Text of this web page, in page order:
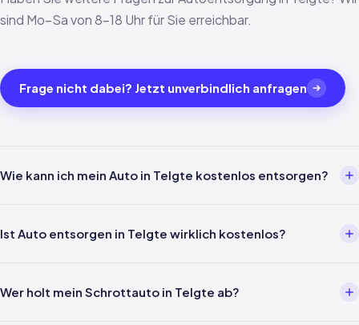
sind Mo–Sa von 8–18 Uhr für Sie erreichbar.
Frage nicht dabei? Jetzt unverbindlich anfragen
Wie kann ich mein Auto in Telgte kostenlos entsorgen?
WhatsApp melden — wir kümmern uns um alles weitere inklusive
Ist Auto entsorgen in Telgte wirklich kostenlos?
AltfahrzeugV gesetzlich kostenlos. In Telgte und ganz Nordrhein-
Wer holt mein Schrottauto in Telgte ab?